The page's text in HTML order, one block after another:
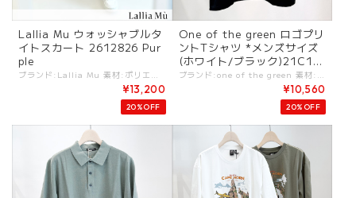
Lallia Mu ウォッシャブルタ
イトスカート 2612826 Pur
ple
ブランド:Lallia Mu 素材:ポリエステル78%,コットン15%,リネン7%. (オーガンジー)ポリエステル100%. ※ホームケア カラー:PURPLE サイズ:[36].W:64-69cm/H:95cm/総丈:81.5cm/ [38].W:67-72cm/H:98cm/総丈:81.5cm/ - さらっとした肌あたりで夏も穿きやすい美シルエットのタイトスカート。 裏地を必要とせず、吸湿速乾や冷感などの機能性も備え、薄手でありながら淡色も透けを気にせず着用できるイージーボトムです。 ヒップラインや膝の形崩れもしにくく、ホームケア可能。 ゴムウエストで着脱が楽なのもらしいポイントです。 高発色でスタイルのアクセントになり、サイドポケットにはシアー素材をあしらうことで涼しげな夏らしさを演出しました。 綺麗めからカジュアルまで幅広く着回せるタイトボトムです。 〜DETAIL〜 ◎ホームケア ◎接触冷感 ◎吸湿速乾 ◎防透け/UV ◎通気性良し ◎ポケット有り ◎後ろベンツあり #lalliamu #ラリアムー -Lallia Mu- "あなたと一緒に生きる服"をコンセプト しなやかで芯のある柔らかな女性をテーマにエイジレスな全ての女性を応援するブランド ライフスタイルが多様化し、さまざまなタスクを抱える女性が増えている時代。 ラリア・ムーはオートクチュールのような立体裁断という手法を用いて、いまの女性たちが心地よく着られる服を作ります。 -------------- ※商品カラーは撮影時の光や閲覧環境によって、実際の商品と若干異なる場合がございます。 ※平置き採寸となりますので、多少の誤差が生じる場合がございます。(ニットなど製品上、伸縮性があるものも伸ばさずに計測) ※タグ記載の注意事項、洗濯表示を必ずお読みください。 ☆その他気になる点はお気軽にご連絡ください☆ lalliamu-2612826
¥13,200
20%OFF
One of the green ロゴプリ
ントTシャツ *メンズサイズ
(ホワイト/ブラック)21C16
58
ブランド:one of the green 素材:コットン100%. カラー:・ホワイト ・ブラック サイズ:[F].裄丈:54cm/着丈:72cm/身幅:55cm/ - コットン100%のプリントTシャツ。 フロント胸元、バックは腰部分にロゴプリントされたデザイン。 フリーサイズのみとなります。 メンズのサイズ感となります。 #oneofthegreen #ワンオブザグリーン ootg-21c1658 -one of the green- "the green"は健康・自然・自由の象徴。 健やかな暮らしのため、あらゆる動きや快適をスタイリングと融合するデザインがコンセプト。 気軽にカッコよく着られるスポーティーさを感じるウェアが揃う。 ※商品カラーは撮影時の光や閲覧環境によって、実際の商品と若干異なる場合がございます。 ※平置き採寸となりますので、多少の誤差が生じる場合がございます。 ※タグ記載の注意事項、洗濯表示を必ずお読みください。 ☆その他気になる点はお気軽にご連絡ください。
¥10,560
20%OFF